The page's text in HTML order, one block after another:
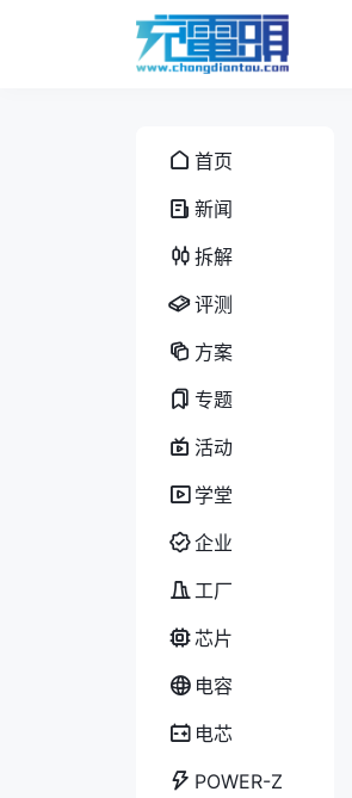
首页
新闻
拆解
评测
方案
专题
活动
学堂
企业
工厂
芯片
电容
电芯
POWER-Z